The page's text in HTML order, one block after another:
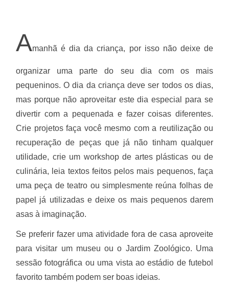
Amanhã é dia da criança, por isso não deixe de
organizar uma parte do seu dia com os mais
pequeninos. O dia da criança deve ser todos os dias,
mas porque não aproveitar este dia especial para se
divertir com a pequenada e fazer coisas diferentes.
Crie projetos faça você mesmo com a reutilização ou
recuperação de peças que já não tinham qualquer
utilidade, crie um workshop de artes plásticas ou de
culinária, leia textos feitos pelos mais pequenos, faça
uma peça de teatro ou simplesmente reúna folhas de
papel já utilizadas e deixe os mais pequenos darem
asas à imaginação.
Se preferir fazer uma atividade fora de casa aproveite
para visitar um museu ou o Jardim Zoológico. Uma
sessão fotográfica ou uma vista ao estádio de futebol
favorito também podem ser boas ideias.